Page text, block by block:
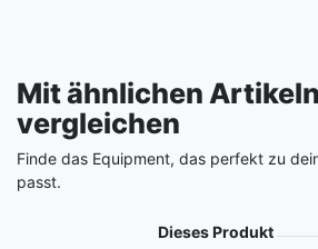
Mit ähnlichen Artikeln
vergleichen
Finde das Equipment, das perfekt zu
passt.
Dieses Produkt